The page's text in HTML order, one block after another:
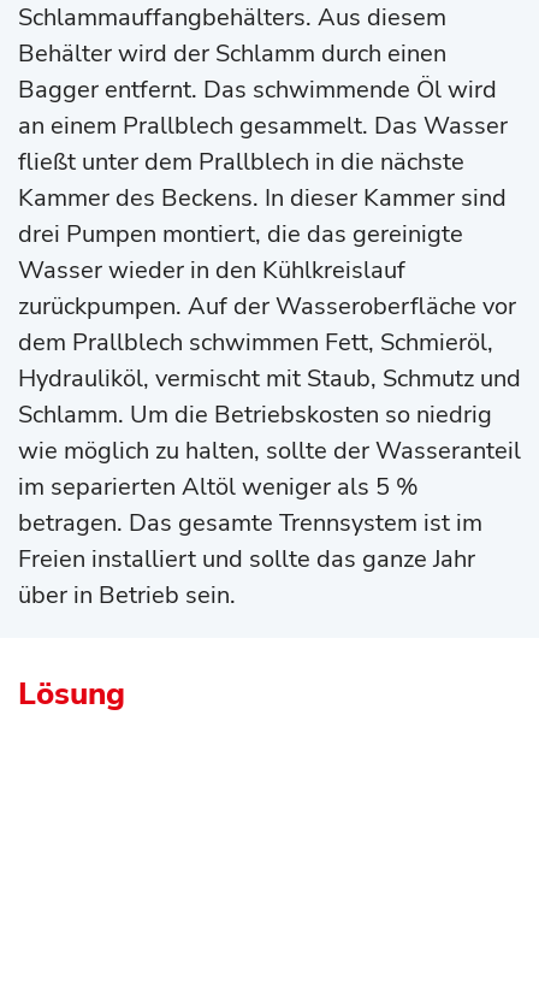
Schlammauffangbehälters. Aus diesem
Behälter wird der Schlamm durch einen
Bagger entfernt. Das schwimmende Öl wird
an einem Prallblech gesammelt. Das Wasser
fließt unter dem Prallblech in die nächste
Kammer des Beckens. In dieser Kammer sind
drei Pumpen montiert, die das gereinigte
Wasser wieder in den Kühlkreislauf
zurückpumpen. Auf der Wasseroberfläche vor
dem Prallblech schwimmen Fett, Schmieröl,
Hydrauliköl, vermischt mit Staub, Schmutz und
Schlamm. Um die Betriebskosten so niedrig
wie möglich zu halten, sollte der Wasseranteil
im separierten Altöl weniger als 5 %
betragen. Das gesamte Trennsystem ist im
Freien installiert und sollte das ganze Jahr
über in Betrieb sein.
Lösung